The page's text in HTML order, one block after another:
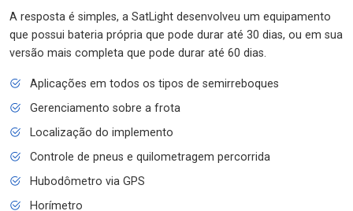
A resposta é simples, a SatLight desenvolveu um equipamento
que possui bateria própria que pode durar até 30 dias, ou em sua
versão mais completa que pode durar até 60 dias.
Aplicações em todos os tipos de semirreboques
Gerenciamento sobre a frota
Localização do implemento
Controle de pneus e quilometragem percorrida
Hubodômetro via GPS
Horímetro